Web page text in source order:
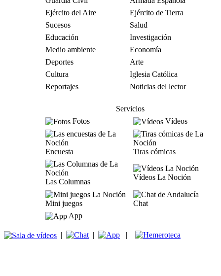
Ejército del Aire
Ejército de Tierra
Sucesos
Salud
Educación
Investigación
Medio ambiente
Economía
Deportes
Arte
Cultura
Iglesia Católica
Reportajes
Noticias del lector
Servicios
Fotos
Vídeos
Encuesta Tiras cómicas
Las Columnas
Vídeos La Noción
Mini juegos
Chat
App
| | |